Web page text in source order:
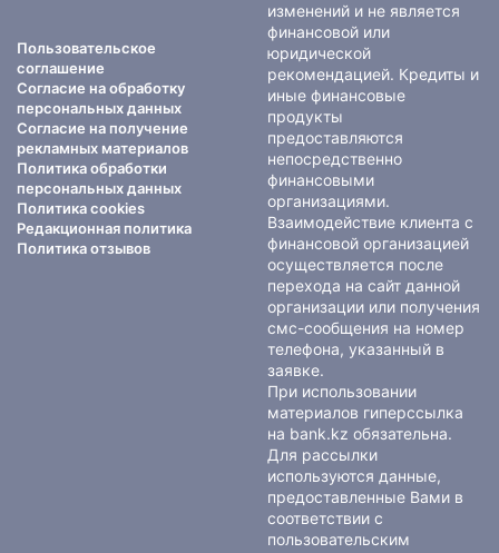
Пользовательское
соглашение
Согласие на обработку
персональных данных
Согласие на получение
рекламных материалов
Политика обработки
персональных данных
Политика cookies
Редакционная политика
Политика отзывов
изменений и не является
финансовой или
юридической
рекомендацией. Кредиты и
иные финансовые
продукты
предоставляются
непосредственно
финансовыми
организациями.
Взаимодействие клиента с
финансовой организацией
осуществляется после
перехода на сайт данной
организации или получения
смс-сообщения на номер
телефона, указанный в
заявке.
При использовании
материалов гиперссылка
на bank.kz обязательна.
Для рассылки
используются данные,
предоставленные Вами в
соответствии с
пользовательским